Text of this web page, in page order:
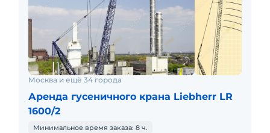
Москва и ещё 34 города
Аренда гусеничного крана Liebherr LR
1600/2
Минимальное время заказа: 8 ч.